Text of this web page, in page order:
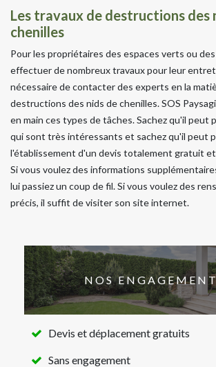
Les travaux de destructions des
chenilles
Pour les propriétaires des espaces verts ou
effectuer de nombreux travaux pour leur
nécessaire de contacter des experts en la
destructions des nids de chenilles. SOS
en main ces types de tâches. Sachez qu'il peut
qui sont très intéressants et sachez qu'il peut
l'établissement d'un devis totalement gratuit
Si vous voulez des informations
lui passiez un coup de fil. Si vous voulez des
précis, il suffit de visiter son site internet.
NOS
Devis et déplacement gratuits
Sans engagement